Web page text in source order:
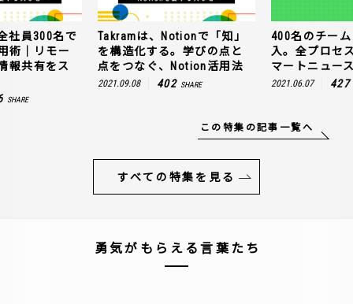
社員300名で
術｜リモー
報共有をス
SHARE
Takramは、Notionで「知」
を構造化する。学びの点と
点をつなぐ、Notion活用法
2021.09.08 402 SHARE
400名のチー
入。全プロセ
マートニュー
2021.06.07 427
この特集の記事一覧へ
すべての特集を見る
勇気がもらえる言葉たち